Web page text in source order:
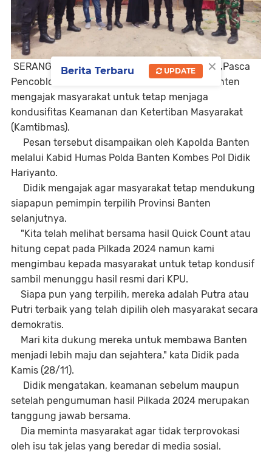
SERANG,BANTEN_www.sapujagatnews.com,Pasca
Pencoblosan Pilkada Serentak 2024, Polda Banten
mengajak masyarakat untuk tetap menjaga
kondusifitas Keamanan dan Ketertiban Masyarakat
(Kamtibmas).
Pesan tersebut disampaikan oleh Kapolda Banten
melalui Kabid Humas Polda Banten Kombes Pol Didik
Hariyanto.
Didik mengajak agar masyarakat tetap mendukung
siapapun pemimpin terpilih Provinsi Banten
selanjutnya.
"Kita telah melihat bersama hasil Quick Count atau
hitung cepat pada Pilkada 2024 namun kami
mengimbau kepada masyarakat untuk tetap kondusif
sambil menunggu hasil resmi dari KPU.
Siapa pun yang terpilih, mereka adalah Putra atau
Putri terbaik yang telah dipilih oleh masyarakat secara
demokratis.
Mari kita dukung mereka untuk membawa Banten
menjadi lebih maju dan sejahtera," kata Didik pada
Kamis (28/11).
Didik mengatakan, keamanan sebelum maupun
setelah pengumuman hasil Pilkada 2024 merupakan
tanggung jawab bersama.
Dia meminta masyarakat agar tidak terprovokasi
oleh isu tak jelas yang beredar di media sosial.
×
Berita Terbaru UPDATE